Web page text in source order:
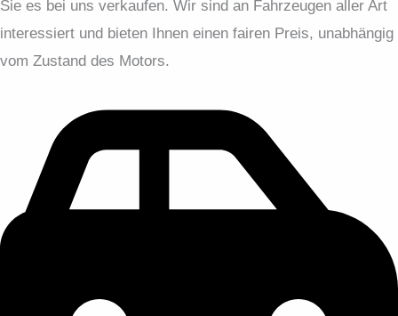
Sie es bei uns verkaufen. Wir sind an Fahrzeugen aller Art
interessiert und bieten Ihnen einen fairen Preis, unabhängig
vom Zustand des Motors.